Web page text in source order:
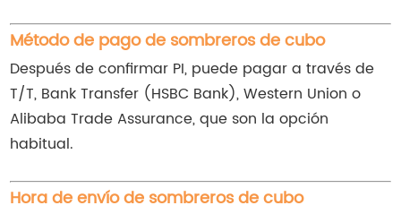
Método de pago de sombreros de cubo
Después de confirmar PI, puede pagar a través de
T/T, Bank Transfer (HSBC Bank), Western Union o
Alibaba Trade Assurance, que son la opción
habitual.
Hora de envío de sombreros de cubo